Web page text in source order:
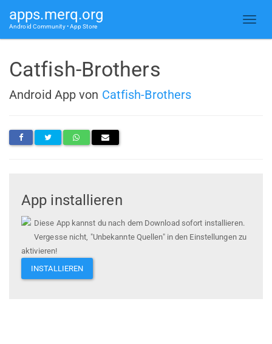
apps.merq.org
Android Community • App Store
Catfish-Brothers
Android App von Catfish-Brothers
App installieren
Diese App kannst du nach dem Download sofort installieren.
Vergesse nicht, "Unbekannte Quellen" in den Einstellungen zu
aktivieren!
INSTALLIEREN